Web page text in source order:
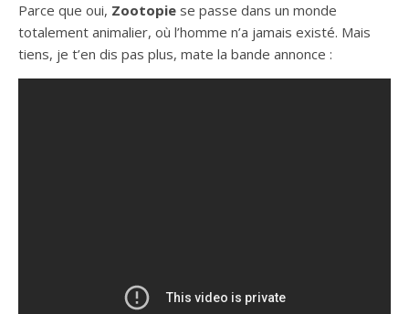
Parce que oui, Zootopie se passe dans un monde
totalement animalier, où l’homme n’a jamais existé. Mais
tiens, je t’en dis pas plus, mate la bande annonce :